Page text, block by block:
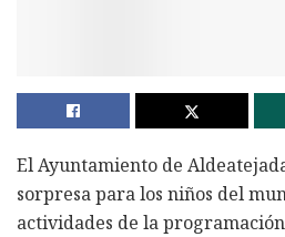
El Ayuntamiento de
sorpresa para los niños del
actividades de la